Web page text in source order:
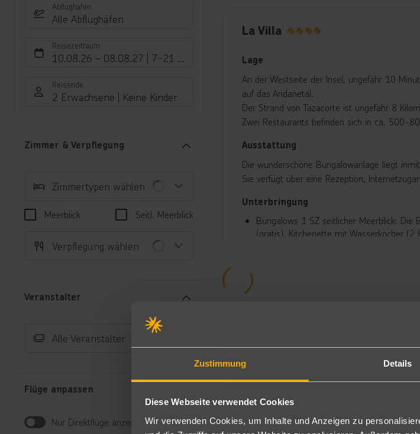
Zustimmung Details
Diese Webseite verwendet Cookies
Wir verwenden Cookies, um Inhalte und Anzeigen zu
Abflughafen
Alle Abflughäfen
Reisezeitraum
10.08.26 – 08.08.27 7-21 Nächte
Reisende
2 Erwachsene Keine Kinder
Zimmer & Verpflegung
Zimmertypen wählen
Meerblick Seitl. Meerblick
Verpflegung wählen
Veranstalter
Alle Veranstalter
Flüge anpassen
Nur Direktflüge anzeigen
La Villa
Lage
An der Westseite der Insel, ungefähr 10
auf das Aridanetal.
Der Strand von Tazacorte ist ungefähr 8
Zwei Restaurants befinden sich in ca. 500-
Ausstattung
Die wunderschöne Bungalowanlage liegt
Sie verfügt über eine Rezeption,
Unterbringung
Bungalows 1 SZ seitlicher Meerblick:
(gratis), Kitchenette mit Wasserkocher (2
Außerdem verfügen diese über
Wahlweise auch zur Alleinbelegung
Ohne Verpflegung.